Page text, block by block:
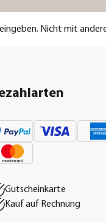
Nicht mit
Gutscheinkarte
Kauf auf Rechnung